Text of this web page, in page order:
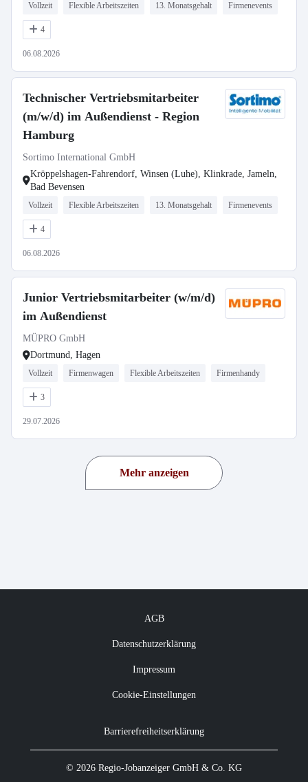
Vollzeit Flexible Arbeitszeiten 13. Monatsgehalt Firmenevents
4
06.08.2026
Technischer Vertriebsmitarbeiter
(m/w/d) im Außendienst - Region
Hamburg
Sortimo International GmbH
Kröppelshagen-Fahrendorf, Winsen (Luhe), Klinkrade, Jameln,
Bad Bevensen
Vollzeit Flexible Arbeitszeiten 13. Monatsgehalt Firmenevents
4
06.08.2026
Junior Vertriebsmitarbeiter (w/m/d)
im Außendienst
MÜPRO GmbH
Dortmund, Hagen
Vollzeit Firmenwagen Flexible Arbeitszeiten Firmenhandy
3
29.07.2026
Mehr anzeigen
AGB
Datenschutzerklärung
Impressum
Cookie-Einstellungen
Barrierefreiheitserklärung
© 2026 Regio-Jobanzeiger GmbH & Co. KG